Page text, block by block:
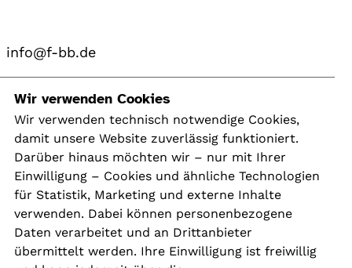
info@f-bb.de
Navigation
Kontakt
Presse
Aktuelles
Karriere
Newsletter
Wir verwenden Cookies
Wir verwenden technisch notwendige Cookies,
damit unsere Website zuverlässig funktioniert.
Darüber hinaus möchten wir – nur mit Ihrer
Einwilligung – Cookies und ähnliche Technologien
für Statistik, Marketing und externe Inhalte
verwenden. Dabei können personenbezogene
Daten verarbeitet und an Drittanbieter
übermittelt werden. Ihre Einwilligung ist freiwillig